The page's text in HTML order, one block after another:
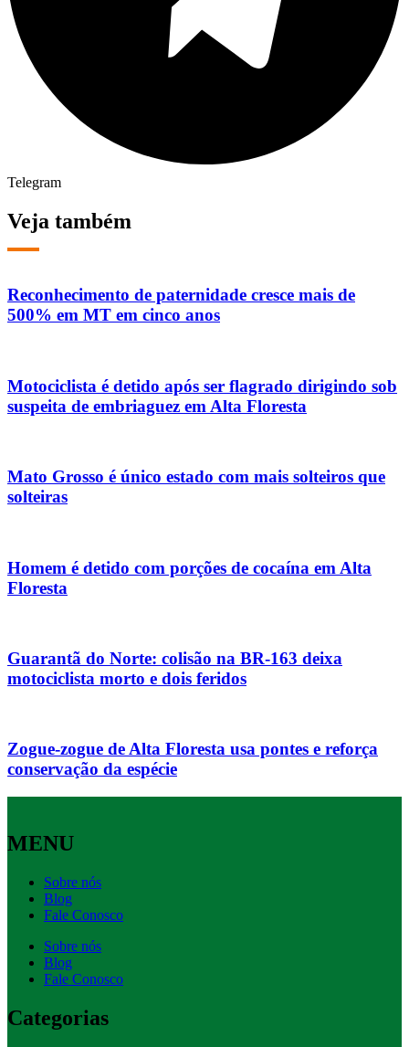
Telegram
Veja também
Reconhecimento de paternidade cresce mais de
500% em MT em cinco anos
Motociclista é detido após ser flagrado dirigindo sob
suspeita de embriaguez em Alta Floresta
Mato Grosso é único estado com mais solteiros que
solteiras
Homem é detido com porções de cocaína em Alta
Floresta
Guarantã do Norte: colisão na BR-163 deixa
motociclista morto e dois feridos
Zogue-zogue de Alta Floresta usa pontes e reforça
conservação da espécie
MENU
Sobre nós
Blog
Fale Conosco
Sobre nós
Blog
Fale Conosco
Categorias